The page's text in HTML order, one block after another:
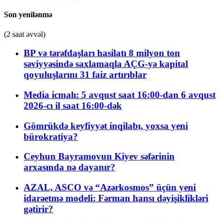
Son yenilənmə
(2 saat əvvəl)
BP və tərəfdaşları hasilatı 8 milyon ton
səviyyəsində saxlamaqla AÇG-yə kapital
qoyuluşlarını 31 faiz artırıblar
Media icmalı: 5 avqust saat 16:00-dan 6 avqust
2026-cı il saat 16:00-dək
Gömrükdə keyfiyyət inqilabı, yoxsa yeni
bürokratiya?
Ceyhun Bayramovun Kiyev səfərinin
arxasında nə dayanır?
AZAL, ASCO və “Azərkosmos” üçün yeni
idarəetmə modeli: Fərman hansı dəyişiklikləri
gətirir?